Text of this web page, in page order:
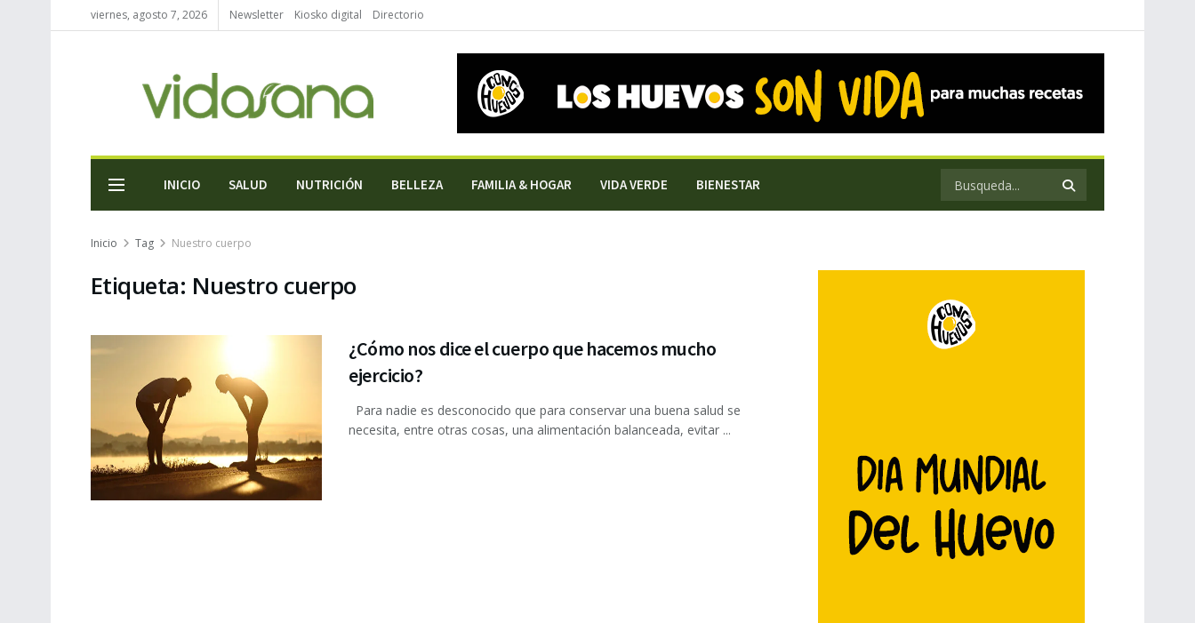
viernes, agosto 7, 2026 Newsletter Kiosko digital Directorio
INICIO SALUD NUTRICIÓN BELLEZA FAMILIA & HOGAR VIDA VERDE BIENESTAR
Inicio Tag Nuestro cuerpo
Etiqueta: Nuestro cuerpo
¿Cómo nos dice el cuerpo que hacemos mucho
ejercicio?
Para nadie es desconocido que para conservar una buena salud se
necesita, entre otras cosas, una alimentación balanceada, evitar ...